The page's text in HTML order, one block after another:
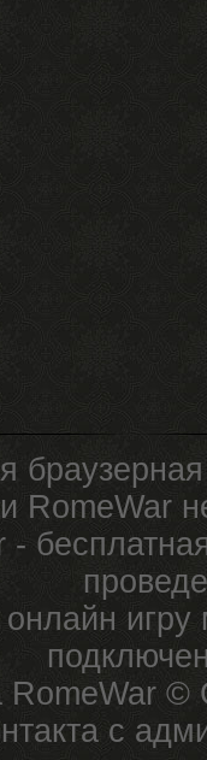
RomeWar
-
онлайн
RomeWar ©
с